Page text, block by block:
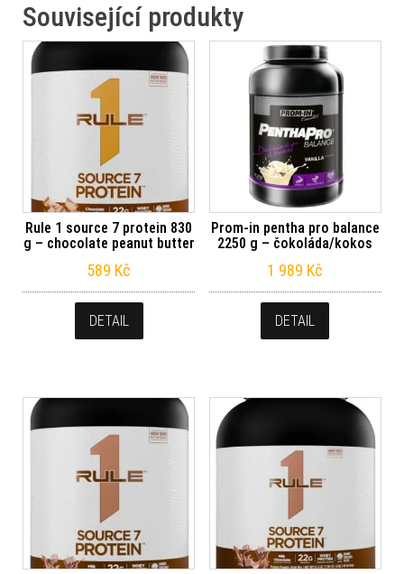
Související produkty
Rule 1 source 7 protein 830
g – chocolate peanut butter
589 Kč
DETAIL
Prom-in pentha pro balance
2250 g – čokoláda/kokos
1 989 Kč
DETAIL